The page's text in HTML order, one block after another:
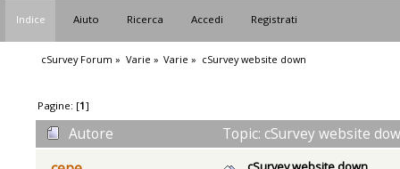
Indice Aiuto Ricerca Accedi Registrati
cSurvey Forum » Varie » Varie » cSurvey website down
Pagine: [1]
Autore
Topic: cSurvey website